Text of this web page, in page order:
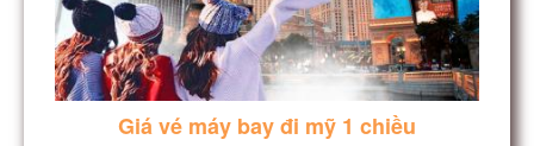
Giá vé máy bay đi mỹ 1 chiều